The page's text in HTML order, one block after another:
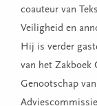
coauteur van
Veiligheid en
Hij is verder
van het Zakboek
Genootschap